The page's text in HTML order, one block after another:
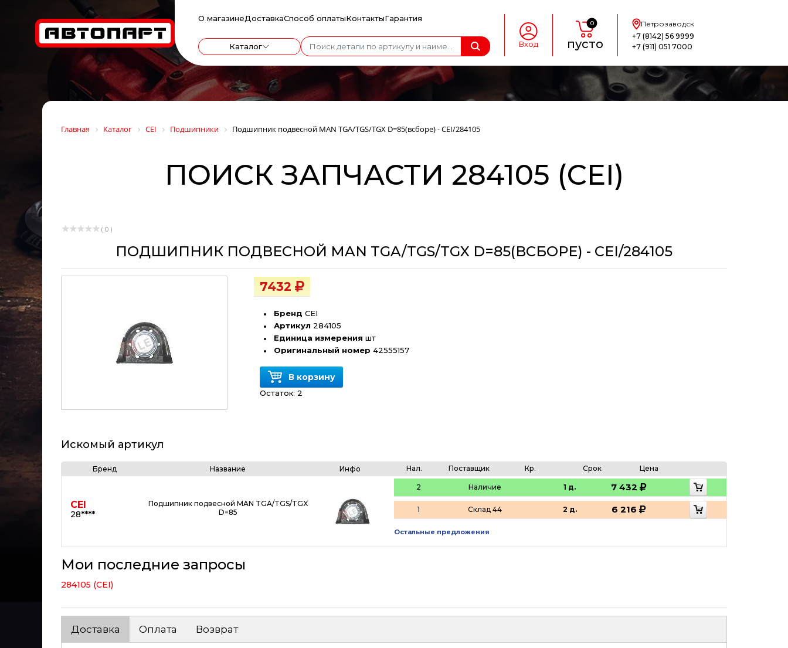
О магазинеДоставкаСпособ оплатыКонтактыГарантия
Каталог Вход
0
пусто
Петрозаводск
+7 (8142) 56 9999
+7 (911) 051 7000
Главная Каталог CEI Подшипники Подшипник подвесной MAN TGA/TGS/TGX D=85(всборе) - CEI/284105
ПОИСК ЗАПЧАСТИ 284105 (CEI)
( 0 )
ПОДШИПНИК ПОДВЕСНОЙ MAN TGA/TGS/TGX D=85(ВСБОРЕ) - CEI/284105
7432
Бренд CEI
Артикул 284105
Единица измерения шт
Оригинальный номер 42555157
В корзину
Остаток: 2
Искомый артикул
Бренд Название Инфо Нал. Поставщик Кр. Срок Цена
CEI
28****
Подшипник подвесной MAN TGA/TGS/TGX
D=85
2 Наличие 1 д. 7 432
1 Склад 44 2 д. 6 216
Остальные предложения
Мои последние запросы
284105 (CEI)
Доставка Оплата Возврат